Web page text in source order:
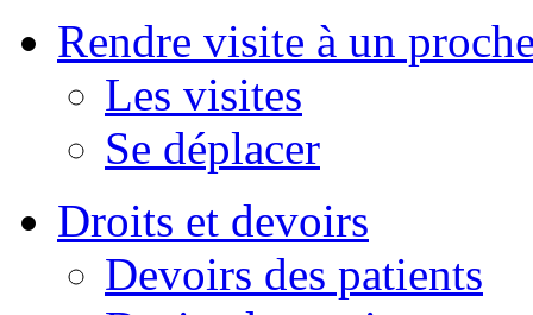
Rendre visite à un
Les visites
Se déplacer
Droits et devoirs
Devoirs des patients